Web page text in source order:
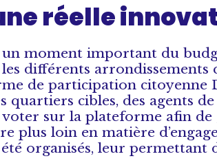
réelle
un moment important du
différents arrondissements
de participation citoyenne
quartiers cibles, des agents
sur la plateforme afin
plus loin en matière
organisés, leur permettant